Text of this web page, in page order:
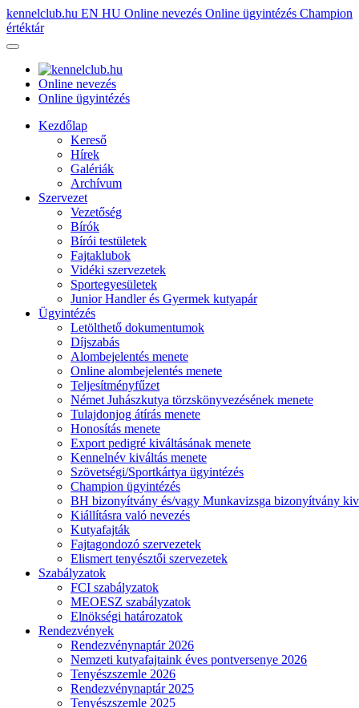
kennelclub.hu EN HU Online nevezés Online ügyintézés Champion
értéktár
Online nevezés
Online ügyintézés
Kezdőlap
Kereső
Hírek
Galériák
Archívum
Szervezet
Vezetőség
Bírók
Bírói testületek
Fajtaklubok
Vidéki szervezetek
Sportegyesületek
Junior Handler és Gyermek kutyapár
Ügyintézés
Letölthető dokumentumok
Díjszabás
Alombejelentés menete
Online alombejelentés menete
Teljesítményfűzet
Német Juhászkutya törzskönyvezésének menete
Tulajdonjog átírás menete
Honosítás menete
Export pedigré kiváltásának menete
Kennelnév kiváltás menete
Szövetségi/Sportkártya ügyintézés
Champion ügyintézés
BH bizonyítvány és/vagy Munkavizsga bizonyítvány
Kiállításra való nevezés
Kutyafajták
Fajtagondozó szervezetek
Elismert tenyésztői szervezetek
Szabályzatok
FCI szabályzatok
MEOESZ szabályzatok
Elnökségi határozatok
Rendezvények
Rendezvénynaptár 2026
Nemzeti kutyafajtaink éves pontversenye 2026
Tenyészszemle 2026
Rendezvénynaptár 2025
Tenyészszemle 2025